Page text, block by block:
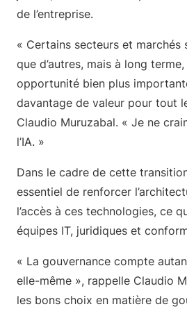
de l’entreprise.
« Certains secteurs et marchés
que d’autres, mais à long
opportunité bien plus
davantage de valeur pour tout
Claudio Muruzabal. « Je ne
l’IA. »
Dans le cadre de cette
essentiel de renforcer
l’accès à ces technologies, ce
équipes IT, juridiques et
« La gouvernance compte
elle-même », rappelle Claudio
les bons choix en matière de